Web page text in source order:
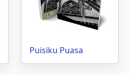
Puisiku Puasa